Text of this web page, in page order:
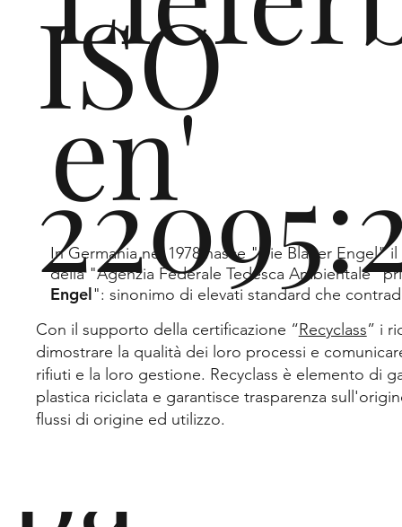
en'
In Germania nel 1978 nasce "Die Blauer
della "Agenzia Federale Tedesca Ambientale"
Engel": sinonimo di elevati standard che
ISO
Con il supporto della certificazione “Recyclass” i
dimostrare la qualità dei loro processi e
rifiuti e la loro gestione. Recyclass è elemento di
plastica riciclata e garantisce trasparenza
flussi di origine ed utilizzo.
svi
lup
pa